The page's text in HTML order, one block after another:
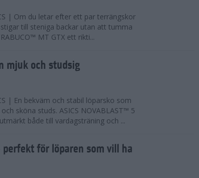
| Om du letar efter ett par terrängskor
till steniga backar utan att tumma
MT GTX ett rikti...
mjuk och studsig
| En bekväm och stabil löparsko som
sköna studs. ASICS NOVABLAST™ 5
både till vardagsträning och ...
perfekt för löparen som vill ha